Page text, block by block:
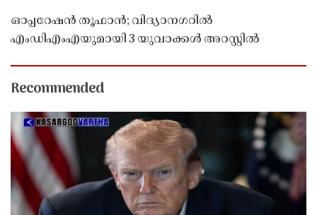
ഓപ്പറേഷൻ തൂഫാൻ; വിദ്യാനഗറിൽ
എംഡിഎംഎയുമായി 3 യുവാക്കൾ അറസ്റ്റിൽ
Recommended